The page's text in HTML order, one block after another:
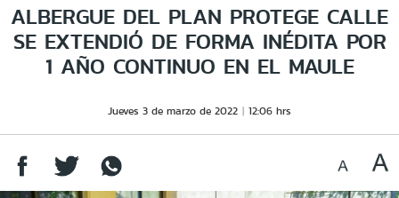
ALBERGUE DEL PLAN PROTEGE CALLE
SE EXTENDIÓ DE FORMA INÉDITA POR
1 AÑO CONTINUO EN EL MAULE
Jueves 3 de marzo de 2022 12:06 hrs